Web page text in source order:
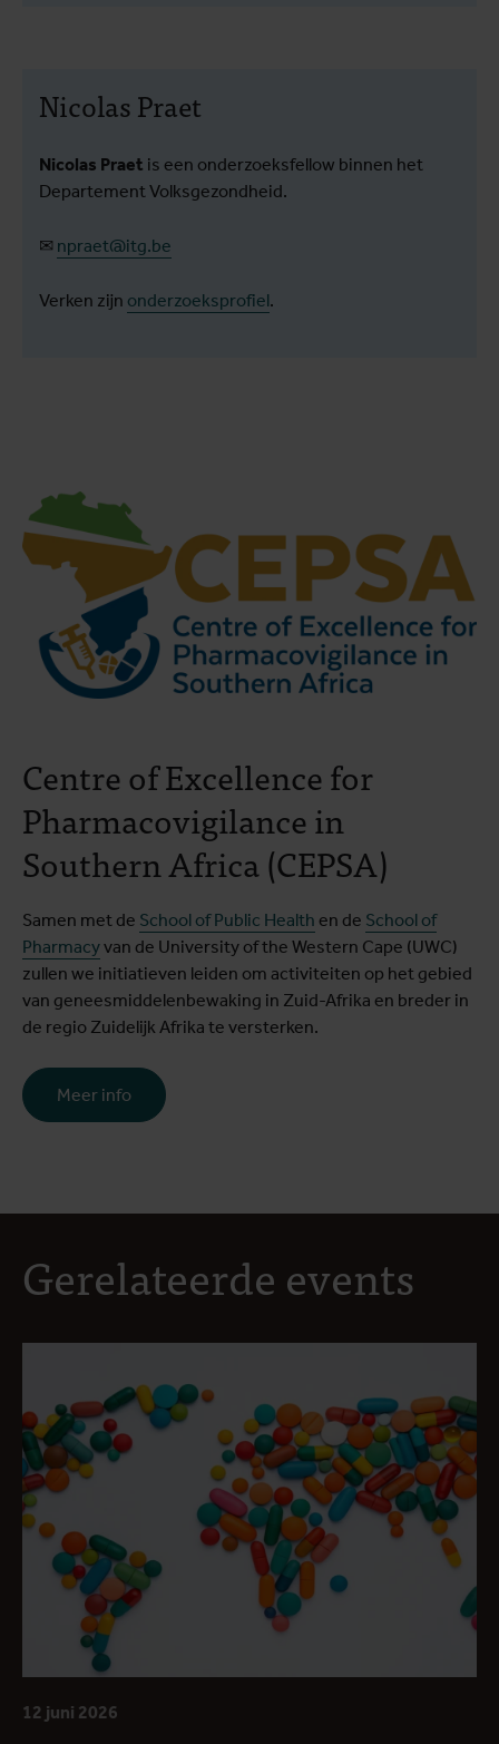
Nicolas Praet
Nicolas Praet is een onderzoeksfellow binnen het
Departement Volksgezondheid.
✉ npraet@itg.be
Verken zijn onderzoeksprofiel.
Centre of Excellence for
Pharmacovigilance in
Southern Africa (CEPSA)
Samen met de School of Public Health en de School of
Pharmacyvan de University of the Western Cape (UWC)
zullen we initiatieven leiden om activiteiten op het gebied
van geneesmiddelenbewaking in Zuid-Afrika en breder in
de regio Zuidelijk Afrika te versterken.
Meer info
Gerelateerde events
12 juni 2026